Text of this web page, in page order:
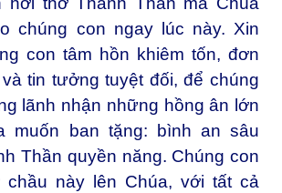
chúng con ngay lúc này. Xin
con tâm hồn khiêm tốn, đơn
tin tưởng tuyệt đối, để chúng
lãnh nhận những hồng ân lớn
muốn ban tặng: bình an sâu
Thần quyền năng. Chúng con
chầu này lên Chúa, với tất cả